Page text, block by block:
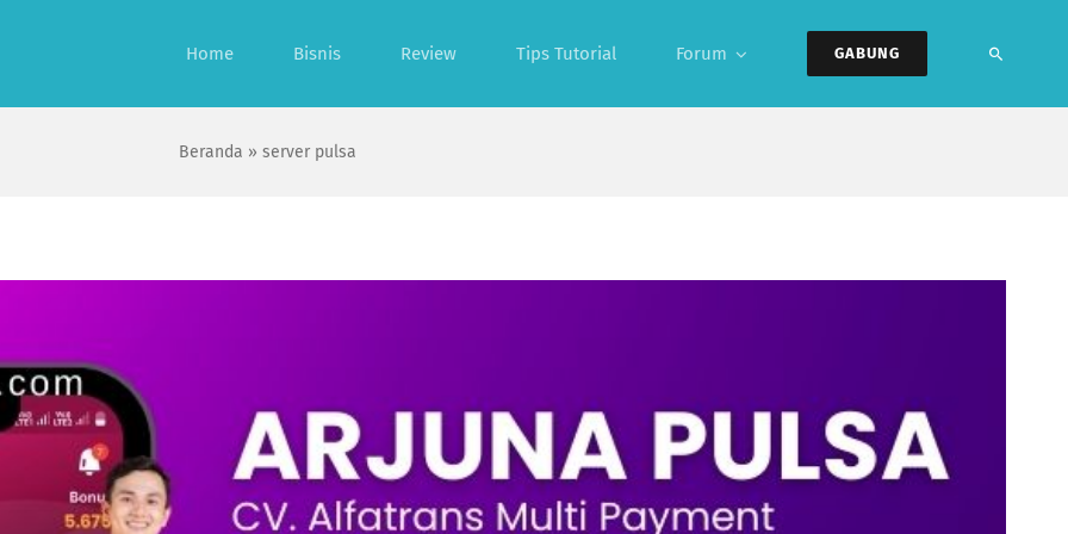
Home Bisnis Review Tips Tutorial Forum GABUNG
Beranda » server pulsa